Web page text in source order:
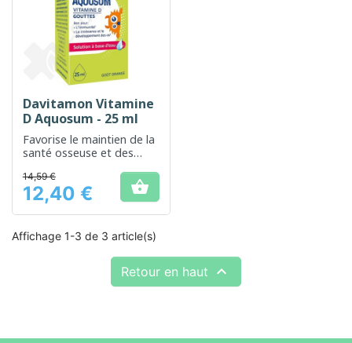
Davitamon Vitamine
D Aquosum - 25 ml
Favorise le maintien de la
santé osseuse et des
calcium
Prix
14,59 €
12,40 € 
Affichage 1-3 de 3 article(s)
Retour en haut 